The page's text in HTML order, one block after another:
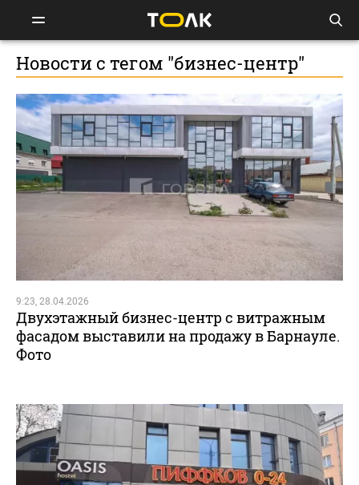
Новости с тегом "бизнес-центр"
9:23, 28.04.2026
Двухэтажный бизнес-центр с витражным
фасадом выставили на продажу в Барнауле.
Фото